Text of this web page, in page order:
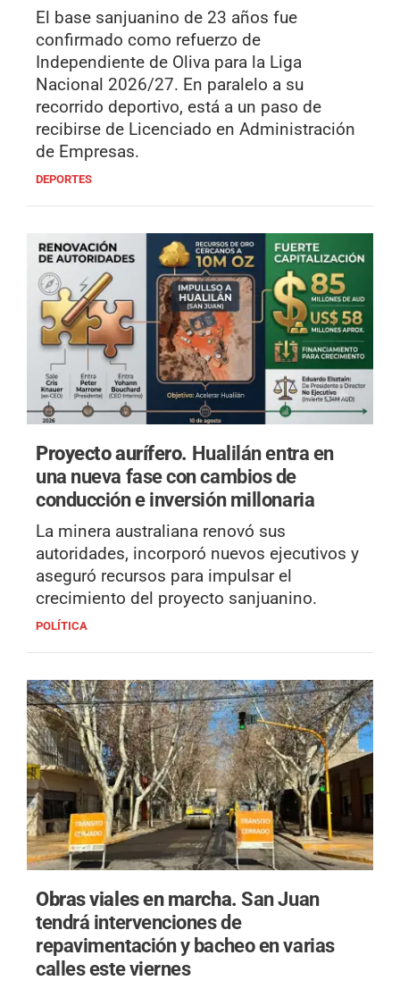
El base sanjuanino de 23 años fue
confirmado como refuerzo de
Independiente de Oliva para la Liga
Nacional 2026/27. En paralelo a su
recorrido deportivo, está a un paso de
recibirse de Licenciado en Administración
de Empresas.
DEPORTES
Proyecto aurífero. Hualilán entra en
una nueva fase con cambios de
conducción e inversión millonaria
La minera australiana renovó sus
autoridades, incorporó nuevos ejecutivos y
aseguró recursos para impulsar el
crecimiento del proyecto sanjuanino.
POLÍTICA
Obras viales en marcha.San Juan
tendrá intervenciones de
repavimentación y bacheo en varias
calles este viernes